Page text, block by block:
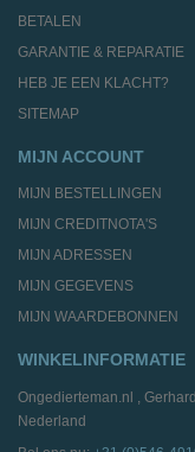
BETALEN
GARANTIE & REPARATIE
HEB JE EEN KLACHT?
SITEMAP
MIJN ACCOUNT
MIJN BESTELLINGEN
MIJN CREDITNOTA'S
MIJN ADRESSEN
MIJN GEGEVENS
MIJN WAARDEBONNEN
WINKELINFORMATIE
Ongedierteman.nl ,
Nederland